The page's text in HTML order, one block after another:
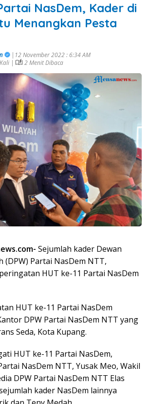
NasDem, Kader di
Menangkan Pesta
|12 November 2022 : 6:34 AM
|
2 Menit Dibaca
Sejumlah kader Dewan
(DPW) Partai NasDem NTT,
HUT ke-11 Partai NasDem
HUT ke-11 Partai NasDem
DPW Partai NasDem NTT yang
Seda, Kota Kupang.
HUT ke-11 Partai NasDem,
NasDem NTT, Yusak Meo, Wakil
DPW Partai NasDem NTT Elas
kader NasDem lainnya